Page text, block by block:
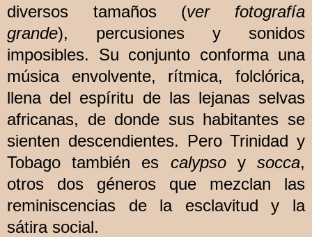
diversos tamaños (ver fotografía
grande), percusiones y sonidos
imposibles. Su conjunto conforma una
música envolvente, rítmica, folclórica,
llena del espíritu de las lejanas selvas
africanas, de donde sus habitantes se
sienten descendientes. Pero Trinidad y
Tobago también es calypsoysocca,
otros dos géneros que mezclan las
reminiscencias de la esclavitud y la
sátira social.